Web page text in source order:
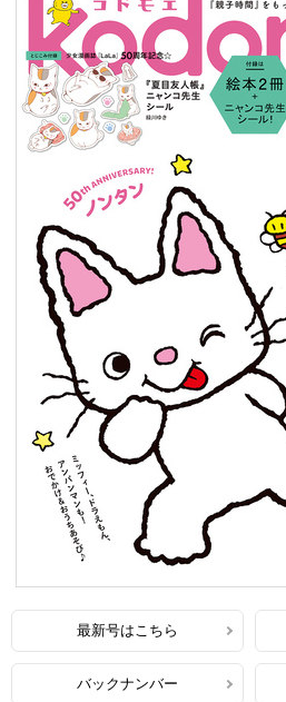
最新号はこちら
バックナンバー